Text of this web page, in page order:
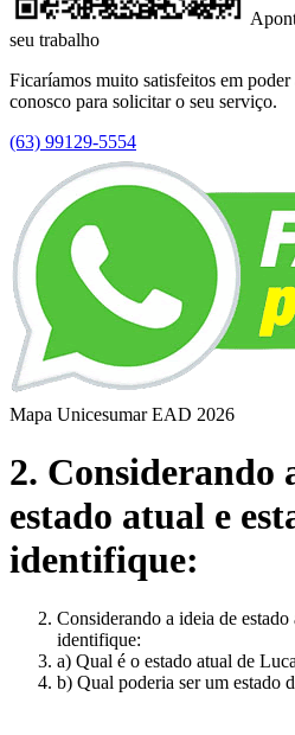
seu trabalho
Ficaríamos muito satisfeitos em
conosco para solicitar o seu serviço.
(63) 99129-5554
Mapa Unicesumar EAD 2026
2. Considerando
estado atual e
identifique:
Considerando a ideia de estado
identifique:
a) Qual é o estado atual de
b) Qual poderia ser um estado